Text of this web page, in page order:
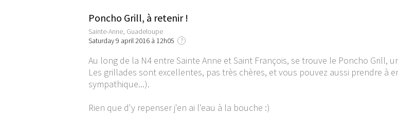
Poncho Grill, à retenir !
Sainte-Anne, Guadeloupe
Saturday 9 april 2016 à 12h05
?
Au long de la N4 entre Sainte Anne et Saint François, se trouve le Poncho
Les grillades sont excellentes, pas très chères, et vous pouvez aussi prendre à
sympathique...).
Rien que d'y repenser j'en ai l'eau à la bouche :)